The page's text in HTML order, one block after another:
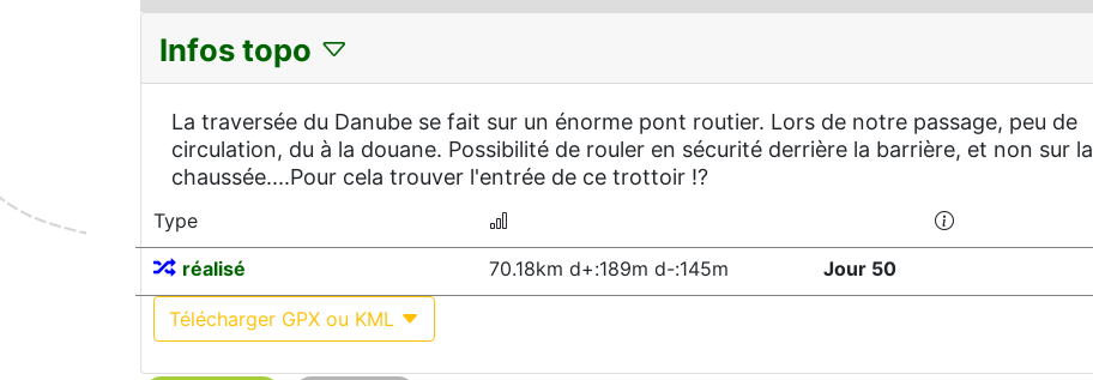
Infos topo
La traversée du Danube se fait sur un énorme pont routier. Lors de notre passage, peu de
circulation, du à la douane. Possibilité de rouler en sécurité derrière la barrière, et non sur la
chaussée....Pour cela trouver l'entrée de ce trottoir !?
Type
réalisé
70.18km d+:189m d-:145m Jour 50
Télécharger GPX ou KML